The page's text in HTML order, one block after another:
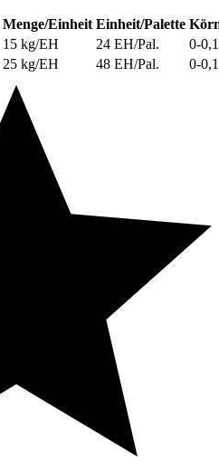
Menge/Einheit Einheit/Palette
15 kg/EH 24 EH/Pal.
0-
25 kg/EH 48 EH/Pal. 0-